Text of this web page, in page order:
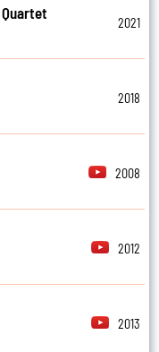
2021
2018
2008
2012
2013